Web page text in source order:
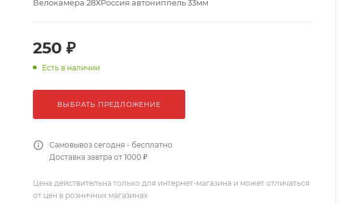
Велокамера 28ХРоссия автониппель 33мм
250 ₽
Есть в наличии
ВЫБРАТЬ ПРЕДЛОЖЕНИЕ
Самовывоз сегодня - бесплатно
Доставка завтра от 1000 ₽
Цена действительна только для интернет-магазина и может отличаться
от цен в розничных магазинах